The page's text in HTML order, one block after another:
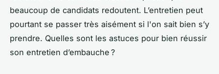
beaucoup de candidats redoutent. L’entretien peut
pourtant se passer très aisément si l'on sait bien s’y
prendre. Quelles sont les astuces pour bien réussir
son entretien d’embauche ?